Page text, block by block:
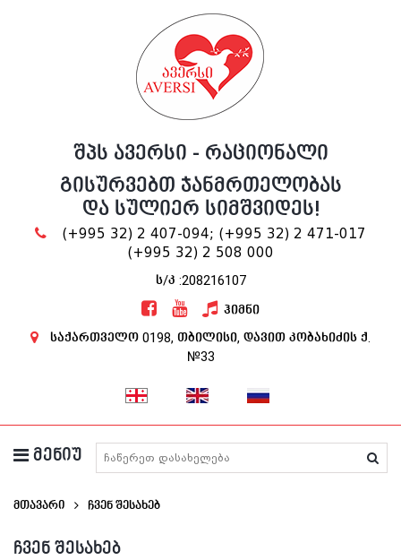
შპს ავერსი - რაციონალი
გისურვებთ ჯანმრთელობას
და სულიერ სიმშვიდეს!
(+995 32) 2 407-094; (+995 32) 2 471-017
(+995 32) 2 508 000
ს/კ :208216107
ჰიმნი
საქართველო 0198, თბილისი, დავით კობახიძის ქ.
№33
მენიუ მედიკამენტების ძიება
მთავარი Ჩვენ Შესახებ
ჩვენ შესახებ